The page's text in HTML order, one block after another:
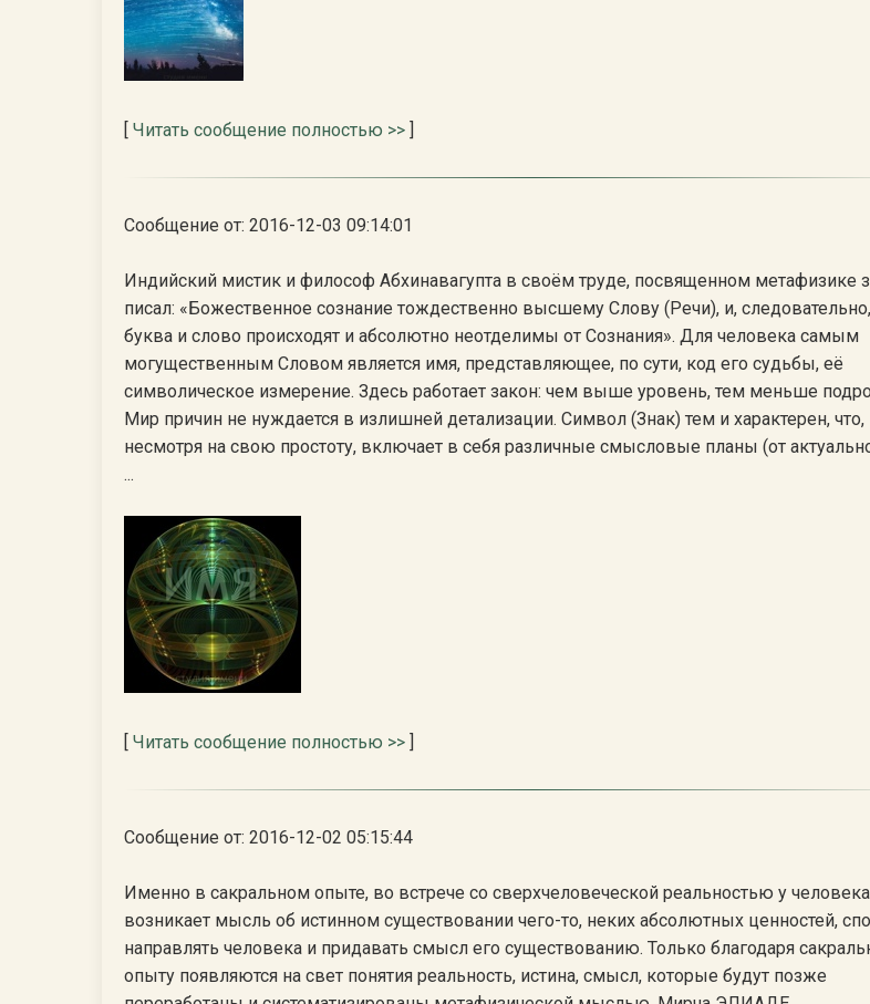
[ Читать сообщение полностью >> ]
Сообщение от: 2016-12-03 09:14:01
Индийский мистик и философ Абхинавагупта в своём труде, посвященном метафизике
писал: «Божественное сознание тождественно высшему Слову (Речи), и,
буква и слово происходят и абсолютно неотделимы от Сознания». Для человека самым
могущественным Словом является имя, представляющее, по сути, код его судьбы, её
символическое измерение. Здесь работает закон: чем выше уровень, тем меньше
Мир причин не нуждается в излишней детализации. Символ (Знак) тем и характерен, что,
несмотря на свою простоту, включает в себя различные смысловые планы (от
...
[ Читать сообщение полностью >> ]
Сообщение от: 2016-12-02 05:15:44
Именно в сакральном опыте, во встрече со сверхчеловеческой реальностью у человека
возникает мысль об истинном существовании чего-то, неких абсолютных ценностей,
направлять человека и придавать смысл его существованию. Только благодаря
опыту появляются на свет понятия реальность, истина, смысл, которые будут позже